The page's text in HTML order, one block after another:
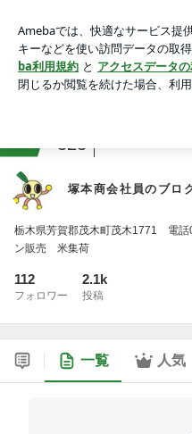
アプリをダウンロードして ブ
ょう。
323
塚本商会社員のブロ
栃木県芳賀郡茂木町茂木1771 電話
ン販売 米集荷
112
フォロワー
2.1k
投稿
一覧 人気